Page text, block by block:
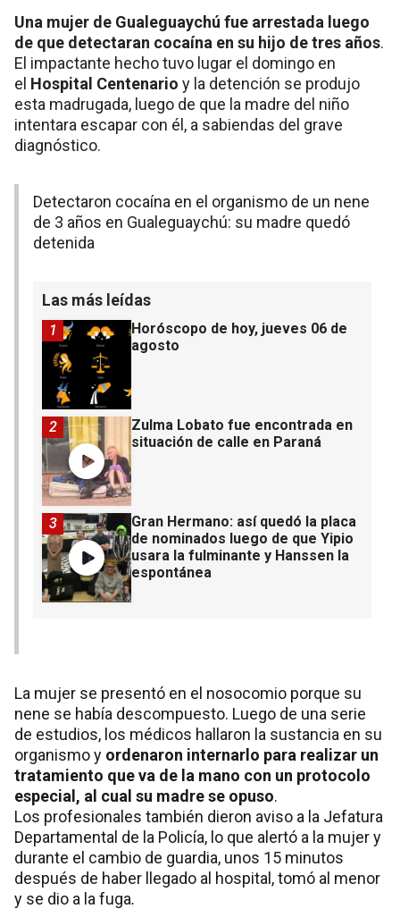
Una mujer de Gualeguaychú fue arrestada luego
de que detectaran cocaína en su hijo de tres años.
El impactante hecho tuvo lugar el domingo en
el Hospital Centenario y la detención se produjo
esta madrugada, luego de que la madre del niño
intentara escapar con él, a sabiendas del grave
diagnóstico.
Detectaron cocaína en el organismo de un nene
de 3 años en Gualeguaychú: su madre quedó
detenida
Las más leídas
Horóscopo de hoy, jueves 06 de
agosto
1
Zulma Lobato fue encontrada en
situación de calle en Paraná
2
Gran Hermano: así quedó la placa
de nominados luego de que Yipio
usara la fulminante y Hanssen la
espontánea
3
La mujer se presentó en el nosocomio porque su
nene se había descompuesto. Luego de una serie
de estudios, los médicos hallaron la sustancia en su
organismo y ordenaron internarlo para realizar un
tratamiento que va de la mano con un protocolo
especial, al cual su madre se opuso.
Los profesionales también dieron aviso a la Jefatura
Departamental de la Policía, lo que alertó a la mujer y
durante el cambio de guardia, unos 15 minutos
después de haber llegado al hospital, tomó al menor
y se dio a la fuga.